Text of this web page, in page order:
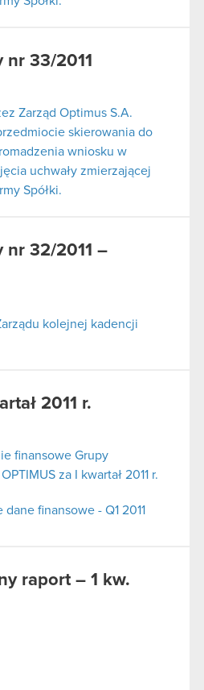
nr 33/2011
Zarząd Optimus S.A.
skierowania do
wniosku w
uchwały zmierzającej
Spółki.
nr 32/2011 –
kolejnej kadencji
2011 r.
finansowe Grupy
za I kwartał 2011 r.
dane finansowe - Q1 2011
raport – 1 kw.